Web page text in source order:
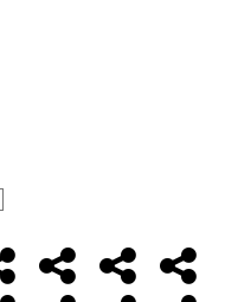
Alimentazione
AmbienteBambini